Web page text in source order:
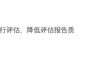
评估、降低评估报告质